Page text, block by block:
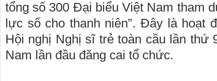
tổng số 300 Đại biểu Việt Nam tham
lực số cho thanh niên”. Đây là hoạt
Hội nghị Nghị sĩ trẻ toàn cầu lần thứ
Nam lần đầu đăng cai tổ chức.